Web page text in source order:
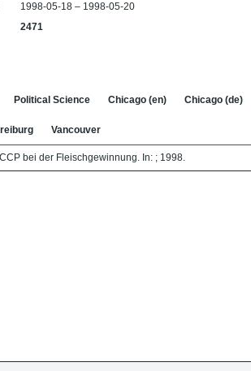
1998-05-18 – 1998-05-20
2471
Political Science Chicago (en) Chicago (de)
Vancouver
bei der Fleischgewinnung. In: ; 1998.